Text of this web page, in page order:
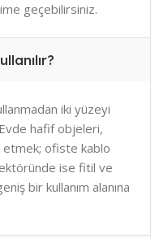
geçebilirsiniz.
iki yüzeyi
Evde hafif objeleri,
etmek; ofiste kablo
ise fitil ve
bir kullanım alanına